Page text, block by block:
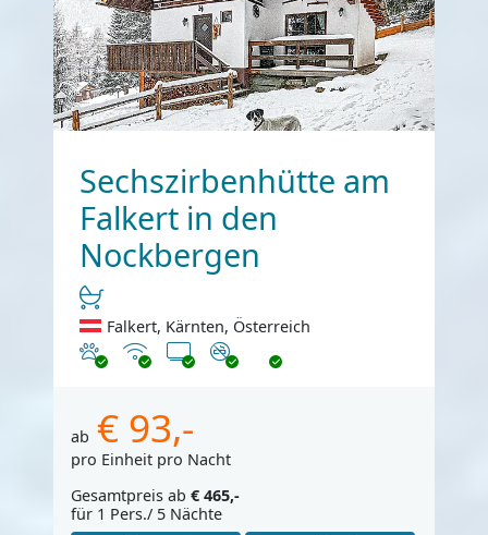
Sechszirbenhütte am
Falkert in den
Nockbergen
Falkert, Kärnten, Österreich
Haustiere erlaubt
Internet
TV Nichtraucher
ab € 93,-
pro Einheit pro Nacht
Gesamtpreis ab € 465,-
für 1 Pers./ 5 Nächte